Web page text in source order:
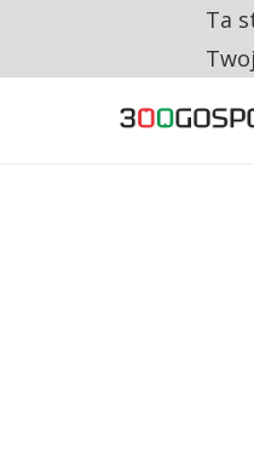
CO
Ta